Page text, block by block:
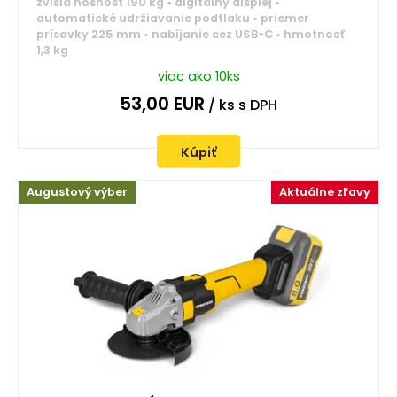
automatické udržiavanie podtlaku • priemer
prísavky 225 mm • nabíjanie cez USB-C • hmotnosť
1,3 kg
viac ako 10ks
53,00 EUR / ks s DPH
Kúpiť
Aktuálne zľavy
Augustový výber